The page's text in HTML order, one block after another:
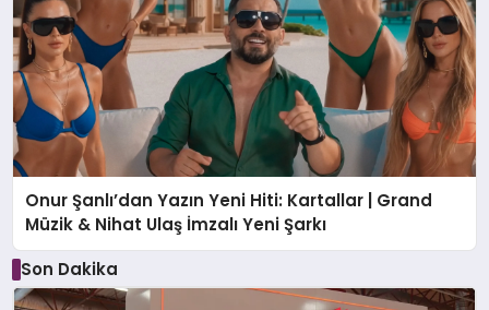
Onur Şanlı’dan Yazın Yeni Hiti: Kartallar | Grand
Müzik & Nihat Ulaş İmzalı Yeni Şarkı
Son Dakika